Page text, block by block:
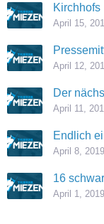
April 15,
April 12,
Der
April 11,
Endlich
April 8, 2019
16
April 1, 2019